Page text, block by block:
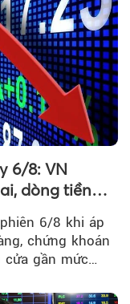
6/8: VN
dòng tiền
6/8 khi áp
chứng khoán
gần mức